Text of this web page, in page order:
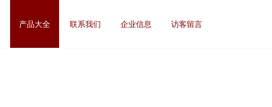
产品大全 联系我们 企业信息 访客留言